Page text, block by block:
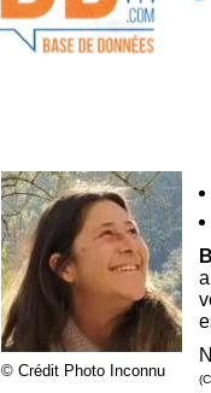
© Crédit Photo Inconnu